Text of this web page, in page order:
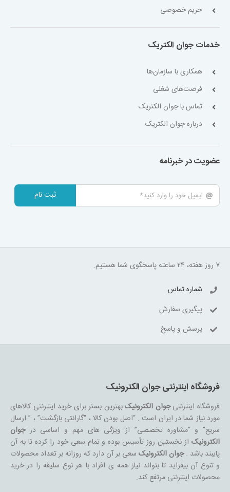
حریم خصوصی
خدمات جوان الکتریک
همکاری با سازمان‌ها
فرصت‌های شغلی
تماس با جوان الکتریک
درباره جوان الکتریک
عضویت در خبرنامه
ثبت نام
۷ روز هفته، ۲۴ ساعته پاسخگوی شما هستیم.
شماره تماس
پیگیری سفارش
پرسش و پاسخ
فروشگاه اینترنتی جوان الکترونیک
فروشگاه اینترنتیجوان الکترونیکبهترین بستر برای خرید اینترنتی کالاهای
مورد نیاز شما در ایران است . “اصل بودن کالا ، “گارانتی بازگشت” ، ” ارسال
سریع” و “مشاوره تخصصی” از ویژگی های مهم و اساسی درجوان
الکترونیکاز نخستین روز تأسیس بوده و تمام سعی خود را کرده تا به آن
پایبند باشد .جوان الکترونیکسعی بر آن دارد که روزانه بر تعداد محصولات
و تنوع آن بیفزاید تا بتواند نیاز همه ی افراد با هر نوع سلیقه را در خرید
محصولات اینترنتی مرتفع کند.